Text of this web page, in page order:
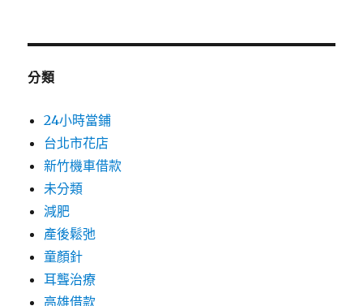
分類
24小時當鋪
台北市花店
新竹機車借款
未分類
減肥
產後鬆弛
童顏針
耳聾治療
高雄借款